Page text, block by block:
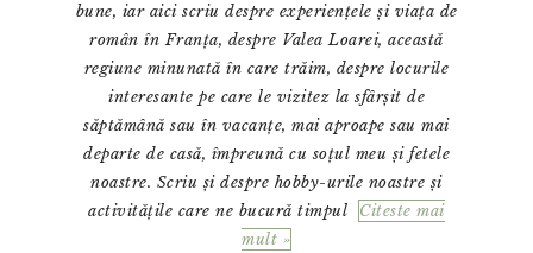
bune, iar aici scriu despre experiențele și viața de
român în Franța, despre Valea Loarei, această
regiune minunată în care trăim, despre locurile
interesante pe care le vizitez la sfârșit de
săptămână sau în vacanțe, mai aproape sau mai
departe de casă, împreună cu soțul meu și fetele
noastre. Scriu și despre hobby-urile noastre și
activitățile care ne bucură timpul
Citeste mai
mult »